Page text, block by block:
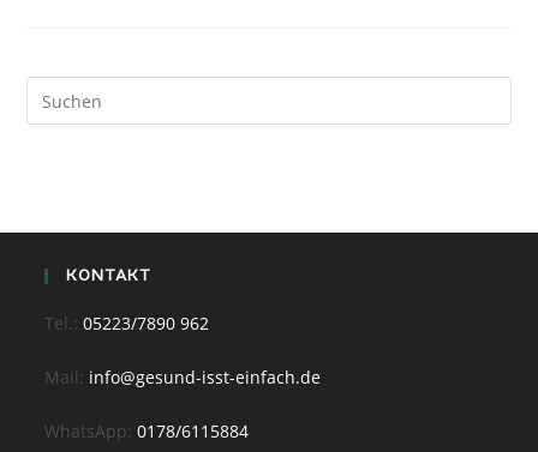
KONTAKT
Tel.:05223/7890 962
Mail: info@gesund-isst-einfach.de
WhatsApp:0178/6115884